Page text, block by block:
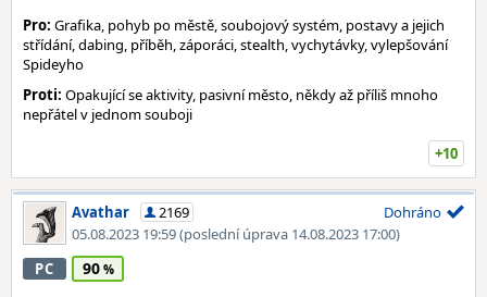
Pro: Grafika, pohyb po městě, soubojový systém, postavy a jejich
střídání, dabing, příběh, záporáci, stealth, vychytávky, vylepšování
Spideyho
Proti: Opakující se aktivity, pasivní město, někdy až příliš mnoho
nepřátel v jednom souboji
+10
Avathar
2169
05.08.2023 19:59(poslední úprava 14.08.2023 17:00)
Dohráno
PC 90